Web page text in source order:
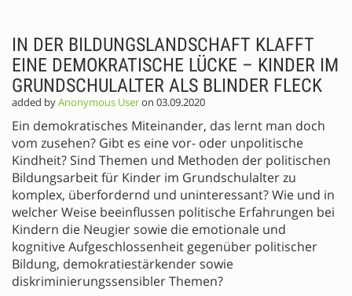
IN DER BILDUNGSLANDSCHAFT KLAFFT
EINE DEMOKRATISCHE LÜCKE – KINDER IM
GRUNDSCHULALTER ALS BLINDER FLECK
added byAnonymous Useron 03.09.2020
Ein demokratisches Miteinander, das lernt man doch
vom zusehen? Gibt es eine vor- oder unpolitische
Kindheit? Sind Themen und Methoden der politischen
Bildungsarbeit für Kinder im Grundschulalter zu
komplex, überfordernd und uninteressant? Wie und in
welcher Weise beeinflussen politische Erfahrungen bei
Kindern die Neugier sowie die emotionale und
kognitive Aufgeschlossenheit gegenüber politischer
Bildung, demokratiestärkender sowie
diskriminierungssensibler Themen?